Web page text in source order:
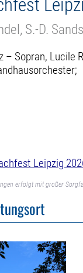
S.-D.
Sopran, Lucile
Leipzig
erfolgt mit großer